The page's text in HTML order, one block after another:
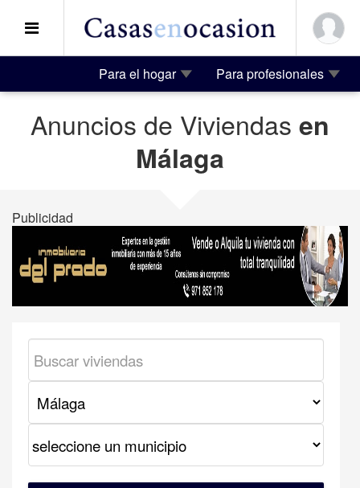
Para el hogar Para profesionales
Anuncios de Viviendas en
Málaga
Publicidad